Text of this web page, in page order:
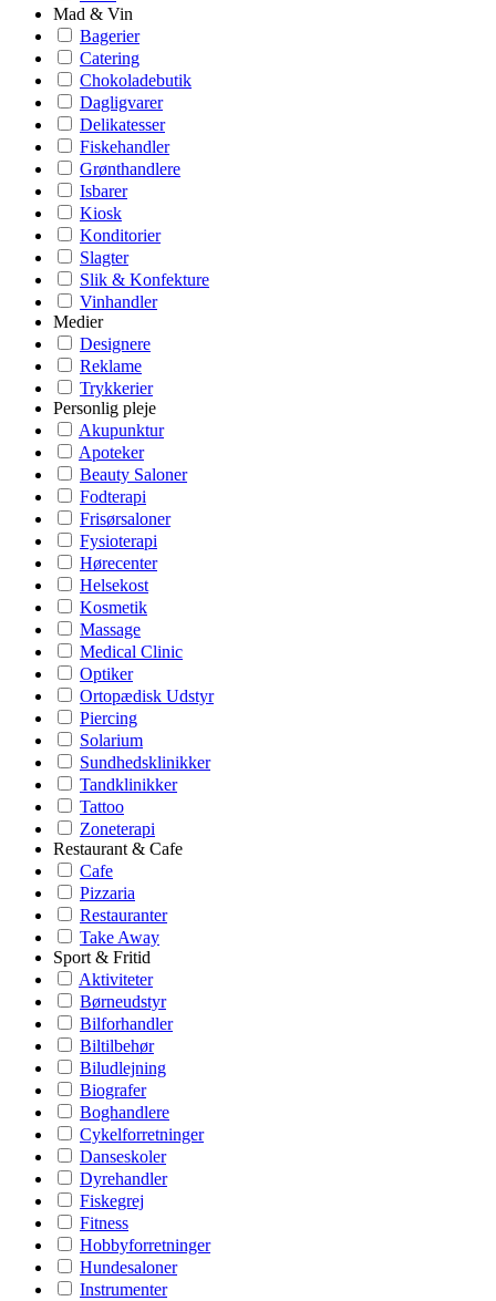
Mad & Vin
Bagerier
Catering
Chokoladebutik
Dagligvarer
Delikatesser
Fiskehandler
Grønthandlere
Isbarer
Kiosk
Konditorier
Slagter
Slik & Konfekture
Vinhandler
Medier
Designere
Reklame
Trykkerier
Personlig pleje
Akupunktur
Apoteker
Beauty Saloner
Fodterapi
Frisørsaloner
Fysioterapi
Hørecenter
Helsekost
Kosmetik
Massage
Medical Clinic
Optiker
Ortopædisk Udstyr
Piercing
Solarium
Sundhedsklinikker
Tandklinikker
Tattoo
Zoneterapi
Restaurant & Cafe
Cafe
Pizzaria
Restauranter
Take Away
Sport & Fritid
Aktiviteter
Børneudstyr
Bilforhandler
Biltilbehør
Biludlejning
Biografer
Boghandlere
Cykelforretninger
Danseskoler
Dyrehandler
Fiskegrej
Fitness
Hobbyforretninger
Hundesaloner
Instrumenter